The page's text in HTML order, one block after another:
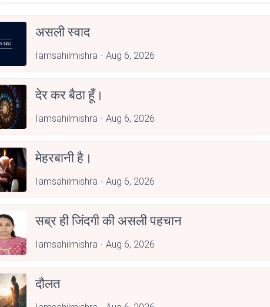
असली स्वाद
Iamsahilmishra Aug 6, 2026
देर कर बैठा हूँ।
Iamsahilmishra Aug 6, 2026
मेहरबानी है।
Iamsahilmishra Aug 6, 2026
सब्र ही जिंदगी की असली पहचान
Iamsahilmishra Aug 6, 2026
दौलत